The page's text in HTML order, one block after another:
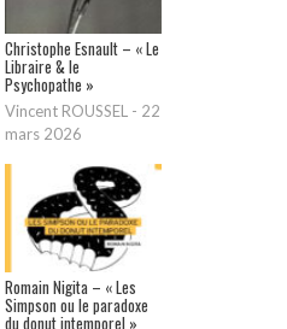
Christophe Esnault – « Le
Libraire & le
Psychopathe »
Vincent ROUSSEL - 22
mars 2026
Romain Nigita – « Les
Simpson ou le paradoxe
du donut intemporel »